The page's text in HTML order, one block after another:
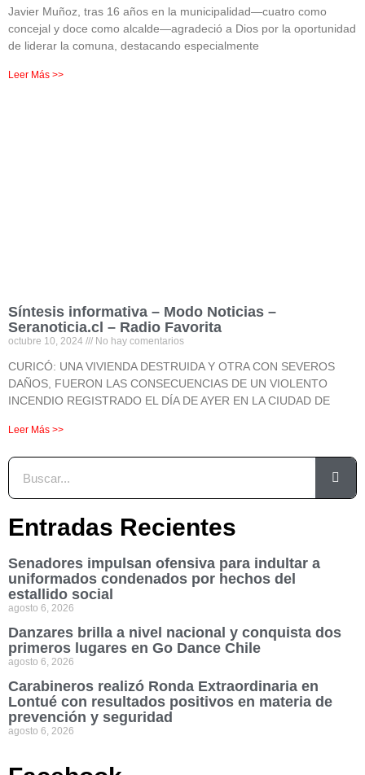
Javier Muñoz, tras 16 años en la municipalidad—cuatro como
concejal y doce como alcalde—agradeció a Dios por la oportunidad
de liderar la comuna, destacando especialmente
Leer Más >>
Síntesis informativa – Modo Noticias –
Seranoticia.cl – Radio Favorita
octubre 10, 2024 No hay comentarios
CURICÓ: UNA VIVIENDA DESTRUIDA Y OTRA CON SEVEROS
DAÑOS, FUERON LAS CONSECUENCIAS DE UN VIOLENTO
INCENDIO REGISTRADO EL DÍA DE AYER EN LA CIUDAD DE
Leer Más >>
Entradas Recientes
Senadores impulsan ofensiva para indultar a
uniformados condenados por hechos del
estallido social
agosto 6, 2026
Danzares brilla a nivel nacional y conquista dos
primeros lugares en Go Dance Chile
agosto 6, 2026
Carabineros realizó Ronda Extraordinaria en
Lontué con resultados positivos en materia de
prevención y seguridad
agosto 6, 2026